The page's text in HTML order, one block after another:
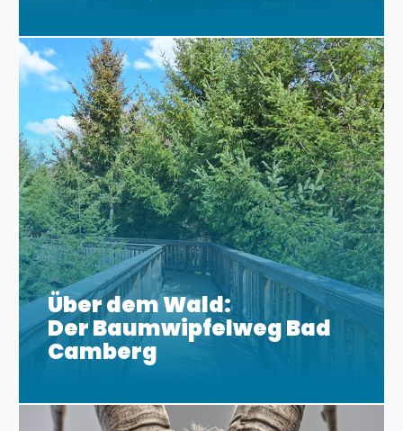
Über dem Wald:
Der Baumwipfelweg Bad
Camberg